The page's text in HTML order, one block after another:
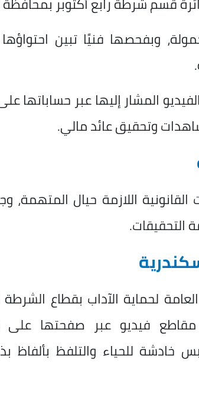
وبفحصها فنيًا تبين
المشار إليها عبر حساباتها
وتحقيق عائد مالي.
القانونية اللازمة حيال
التحقيقات.
لحماية الآداب بقطاع
فيديو عبر صفحتها على
للحياء والتلفظ بألفاظ